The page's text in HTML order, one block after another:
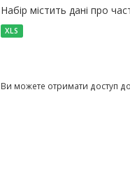
Набір містить дані про
XLS
Ви можете отримати доступ